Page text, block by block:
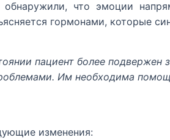
что эмоции
гормонами, которые
пациент более подвержен
Им необходима
изменения: